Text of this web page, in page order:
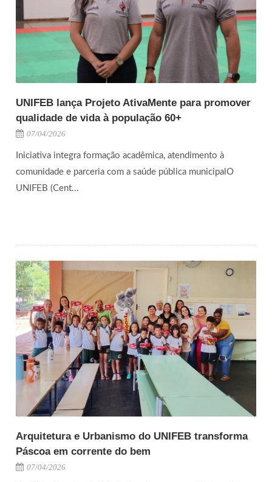
UNIFEB lança Projeto AtivaMente para promover
qualidade de vida à população 60+
07/04/2026
Iniciativa integra formação acadêmica, atendimento à
comunidade e parceria com a saúde pública municipalO
UNIFEB (Cent...
Arquitetura e Urbanismo do UNIFEB transforma
Páscoa em corrente do bem
07/04/2026